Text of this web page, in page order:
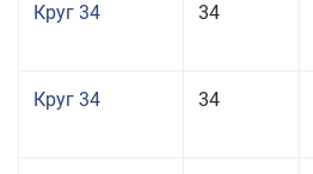
Круг 34 34
Круг 34 34